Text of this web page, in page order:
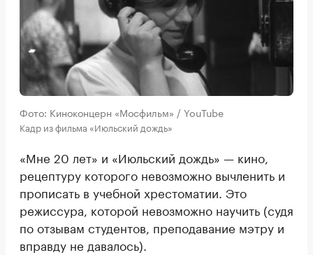
Фото: Киноконцерн «Мосфильм» / YouTube
Кадр из фильма «Июльский дождь»
«Мне 20 лет» и «Июльский дождь» — кино,
рецептуру которого невозможно вычленить и
прописать в учебной хрестоматии. Это
режиссура, которой невозможно научить (судя
по отзывам студентов, преподавание мэтру и
вправду не давалось).